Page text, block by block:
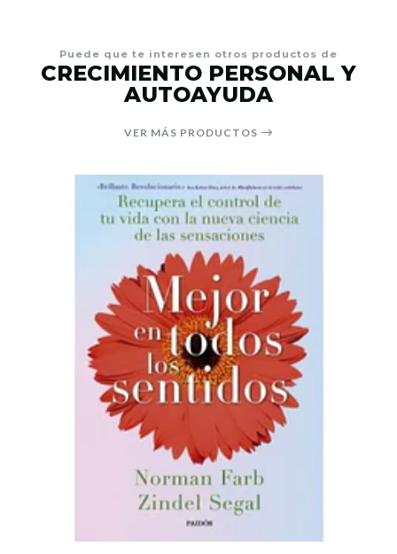
Puede que te interesen otros productos de
CRECIMIENTO PERSONAL Y
AUTOAYUDA
VER MÁS PRODUCTOS